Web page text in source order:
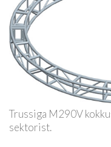
Trussiga M290V
sektorist.